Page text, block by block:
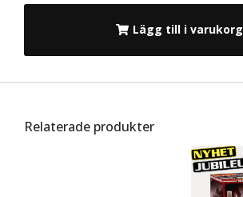
Lägg till i varukorg
Relaterade produkter